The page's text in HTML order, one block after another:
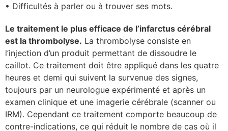
• Difficultés à parler ou à trouver ses mots.
Le traitement le plus efficace de l’infarctus cérébral
est la thrombolyse. La thrombolyse consiste en
l’injection d’un produit permettant de dissoudre le
caillot. Ce traitement doit être appliqué dans les quatre
heures et demi qui suivent la survenue des signes,
toujours par un neurologue expérimenté et après un
examen clinique et une imagerie cérébrale (scanner ou
IRM). Cependant ce traitement comporte beaucoup de
contre-indications, ce qui réduit le nombre de cas où il